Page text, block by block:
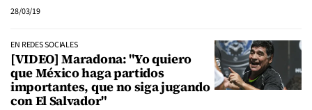
28/03/19
EN REDES SOCIALES
[VIDEO] Maradona: "Yo quiero
que México haga partidos
importantes, que no siga jugando
con El Salvador"